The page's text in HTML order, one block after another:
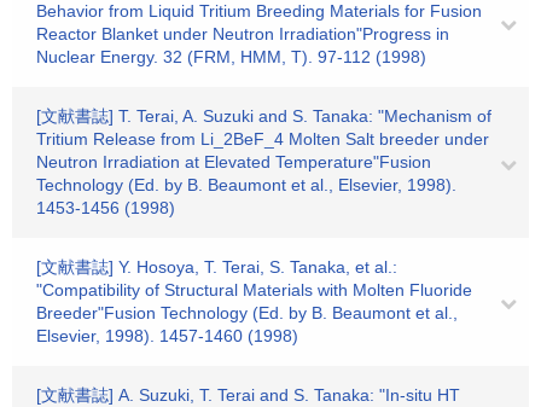
Behavior from Liquid Tritium Breeding Materials for Fusion
Reactor Blanket under Neutron Irradiation"Progress in
Nuclear Energy. 32 (FRM, HMM, T). 97-112 (1998)
[文献書誌] T. Terai, A. Suzuki and S. Tanaka: "Mechanism of
Tritium Release from Li_2BeF_4 Molten Salt breeder under
Neutron Irradiation at Elevated Temperature"Fusion
Technology (Ed. by B. Beaumont et al., Elsevier, 1998).
1453-1456 (1998)
[文献書誌] Y. Hosoya, T. Terai, S. Tanaka, et al.:
"Compatibility of Structural Materials with Molten Fluoride
Breeder"Fusion Technology (Ed. by B. Beaumont et al.,
Elsevier, 1998). 1457-1460 (1998)
[文献書誌] A. Suzuki, T. Terai and S. Tanaka: "In-situ HT